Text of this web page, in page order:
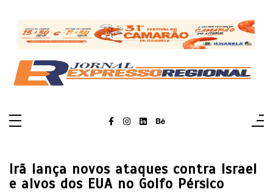
conteúdo
Irã lança novos ataques contra Israel
e alvos dos EUA no Golfo Pérsico